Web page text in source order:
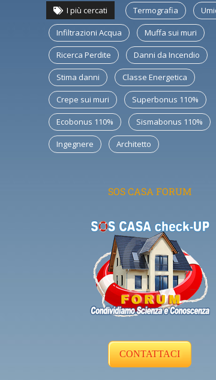
I più cercati Termografia
Infiltrazioni Acqua Muffa sui muri
Ricerca Perdite Danni da Incendio
Stima danni Classe Energetica
Crepe sui muri Superbonus 110%
Ecobonus 110% Sismabonus 110%
Ingegnere Architetto
SOS CASA FORUM
CONTATTACI